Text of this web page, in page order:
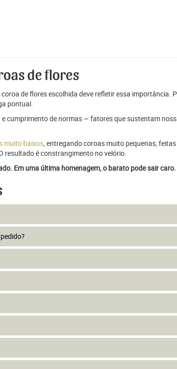
de flores
de flores escolhida deve refletir essa
pontual.
cumprimento de normas — fatores que sustentam
muito baixos, entregando coroas muito pequenas,
resultado é constrangimento no velório.
Em uma última homenagem, o barato pode sair caro.